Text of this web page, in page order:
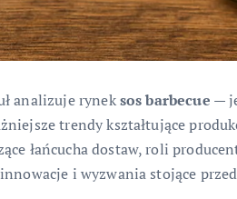
analizuje ryneksos barbecue —
trendy kształtujące
łańcucha dostaw, roli
i wyzwania stojące